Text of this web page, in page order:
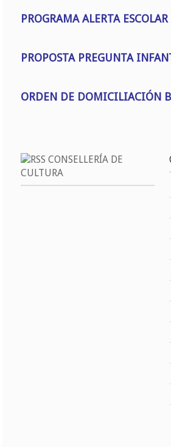
PROGRAMA ALERTA ESCOLAR
PROPOSTA PREGUNTA
ORDEN DE DOMICILIACIÓN
CONSELLERÍA DE
CULTURA